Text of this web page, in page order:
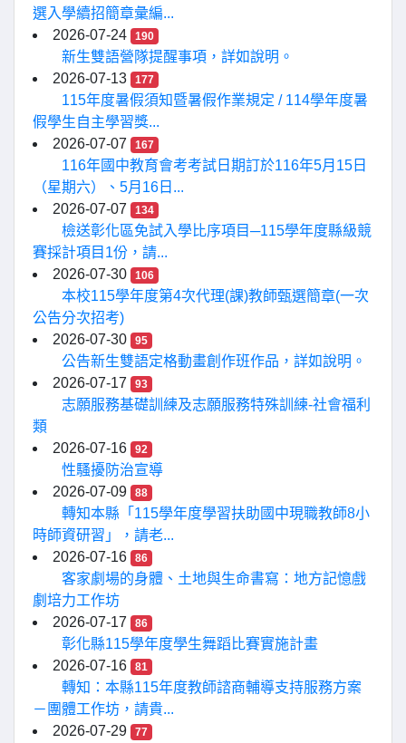
選入學續招簡章彙編...
2026-07-24
190
新生雙語營隊提醒事項，詳如說明。
2026-07-13
177
115年度暑假須知暨暑假作業規定 / 114學年度暑
假學生自主學習獎...
2026-07-07
167
116年國中教育會考考試日期訂於116年5月15日
（星期六）、5月16日...
2026-07-07
134
檢送彰化區免試入學比序項目─115學年度縣級競
賽採計項目1份，請...
2026-07-30
106
本校115學年度第4次代理(課)教師甄選簡章(一次
公告分次招考)
2026-07-30
95
公告新生雙語定格動畫創作班作品，詳如說明。
2026-07-17
93
志願服務基礎訓練及志願服務特殊訓練-社會福利
類
2026-07-16
92
性騷擾防治宣導
2026-07-09
88
轉知本縣「115學年度學習扶助國中現職教師8小
時師資研習」，請老...
2026-07-16
86
客家劇場的身體、土地與生命書寫：地方記憶戲
劇培力工作坊
2026-07-17
86
彰化縣115學年度學生舞蹈比賽實施計畫
2026-07-16
81
轉知：本縣115年度教師諮商輔導支持服務方案
－團體工作坊，請貴...
2026-07-29
77